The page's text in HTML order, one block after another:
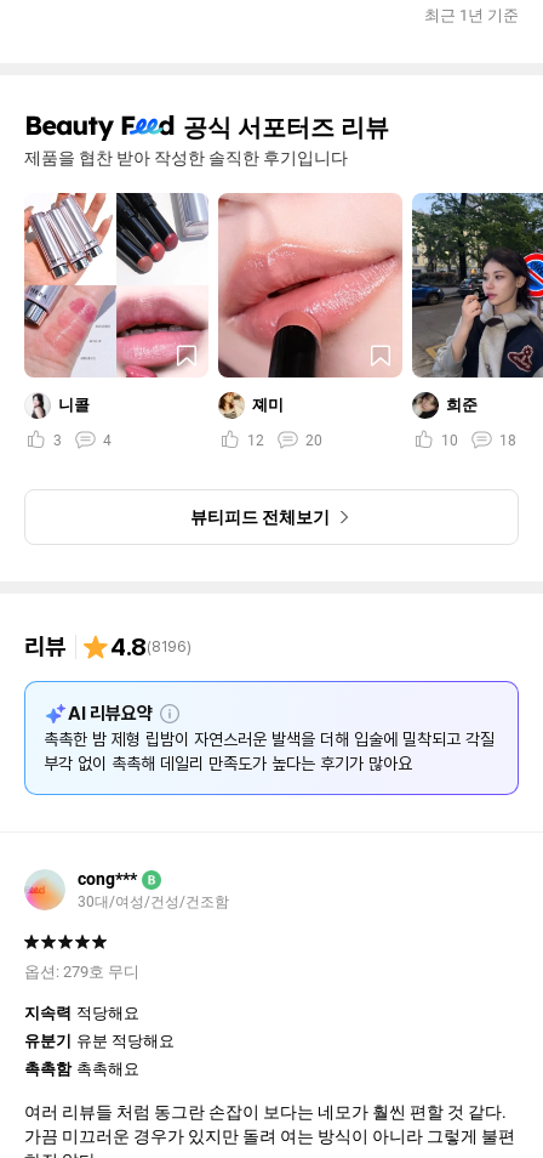
최근 1년 기준
공식 서포터즈 리뷰
제품을 협찬 받아 작성한 솔직한 후기입니다
니콜
3 4
졔미
12 20
희준
10 18
뷰티피드 전체보기
리뷰 4.8(8196)
AI 리뷰요약 설
명
촉촉한 밤 제형 립밤이 자연스러운 발색을 더해 입술에 밀착되고 각질
부각 없이 촉촉해 데일리 만족도가 높다는 후기가 많아요
cong*** B
30대/여성/건성/건조함
옵션: 279호 무디
지속력 적당해요
유분기 유분 적당해요
촉촉함 촉촉해요
여러 리뷰들 처럼 동그란 손잡이 보다는 네모가 훨씬 편할 것 같다.
가끔 미끄러운 경우가 있지만 돌려 여는 방식이 아니라 그렇게 불편